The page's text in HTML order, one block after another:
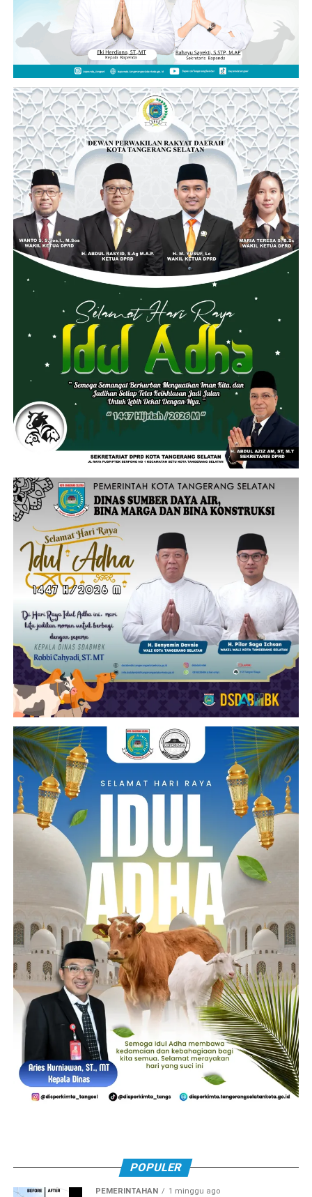
POPULER
PEMERINTAHAN 1 minggu ago